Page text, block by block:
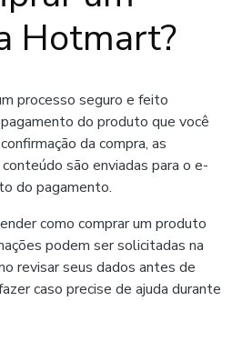
Hotmart?
processo seguro e feito
do produto que você
da compra, as
são enviadas para o e-
do pagamento.
como comprar um produto
podem ser solicitadas na
revisar seus dados antes de
caso precise de ajuda durante